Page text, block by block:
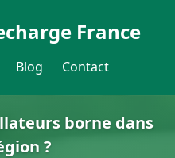
France
Blog Contact
borne dans
?